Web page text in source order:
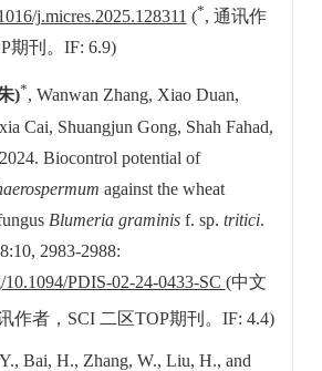
j.micres.2025.128311 (*, 通讯作
期刊。IF: 6.9)
)*, Wanwan Zhang, Xiao Duan,
Cai, Shuangjun Gong, Shah Fahad,
Biocontrol potential of
against the wheat
Blumeria graminisf. sp. tritici.
2983-2988:
10.1094/PDIS-02-24-0433-SC (中文
作者，SCI 二区TOP期刊。IF: 4.4)
Bai, H., Zhang, W., Liu, H., and